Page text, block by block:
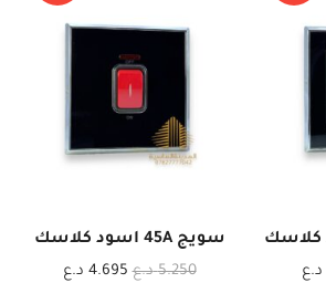
د.ع
سويج 45A اسود كلاسك
5.250 د.ع 4.695 د.ع